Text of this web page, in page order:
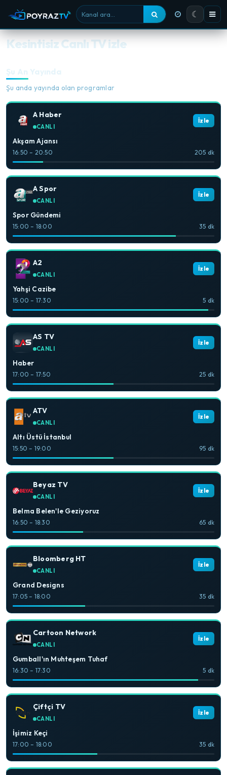
Kanal ara ☾
Kesintisiz Canlı TV izle
Şu An Yayında
Şu anda yayında olan programlar
A Haber
CANLI
İzle
Akşam Ajansı
16:50 – 20:50 205 dk
A Spor
CANLI
İzle
Spor Gündemi
15:00 – 18:00 35 dk
A2
CANLI
İzle
Yahşi Cazibe
15:00 – 17:30 5 dk
AS TV
CANLI
İzle
Haber
17:00 – 17:50 25 dk
ATV
CANLI
İzle
Altı Üstü İstanbul
15:50 – 19:00 95 dk
Beyaz TV
CANLI
İzle
Belma Belen'le Geziyoruz
16:50 – 18:30 65 dk
Bloomberg HT
CANLI
İzle
Grand Designs
17:05 – 18:00 35 dk
Cartoon Network
CANLI
İzle
Gumball'ın Muhteşem Tuhaf
16:30 – 17:30 5 dk
Çiftçi TV
CANLI
İzle
İşimiz Keçi
17:00 – 18:00 35 dk